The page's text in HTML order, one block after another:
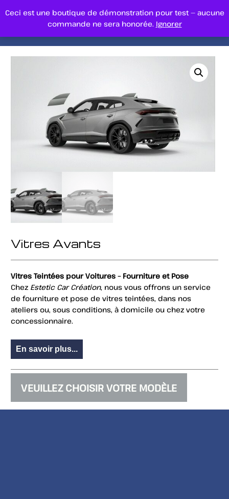
Ceci est une boutique de démonstration pour test — aucune
commande ne sera honorée. Ignorer
Vitres Avants
Vitres Teintées pour Voitures – Fourniture et Pose
Chez Estetic Car Création, nous vous offrons un service
de fourniture et pose de vitres teintées, dans nos
ateliers ou, sous conditions, à domicile ou chez votre
concessionnaire.
En savoir plus...
VEUILLEZ CHOISIR VOTRE MODÈLE